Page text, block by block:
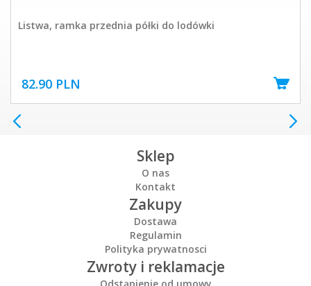
Listwa, ramka przednia półki do lodówki
82.90 PLN
Sklep
O nas
Kontakt
Zakupy
Dostawa
Regulamin
Polityka prywatnosci
Zwroty i reklamacje